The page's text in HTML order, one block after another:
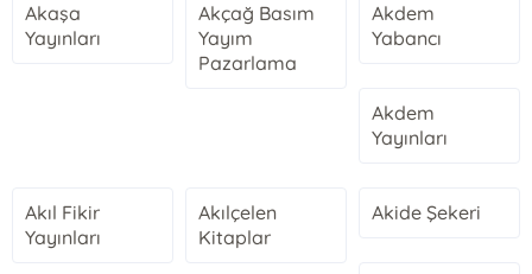
Akaşa
Yayınları
Akçağ Basım
Yayım
Pazarlama
Akdem
Yabancı
Akdem
Yayınları
Akıl Fikir
Yayınları
Akılçelen
Kitaplar
Akide Şekeri